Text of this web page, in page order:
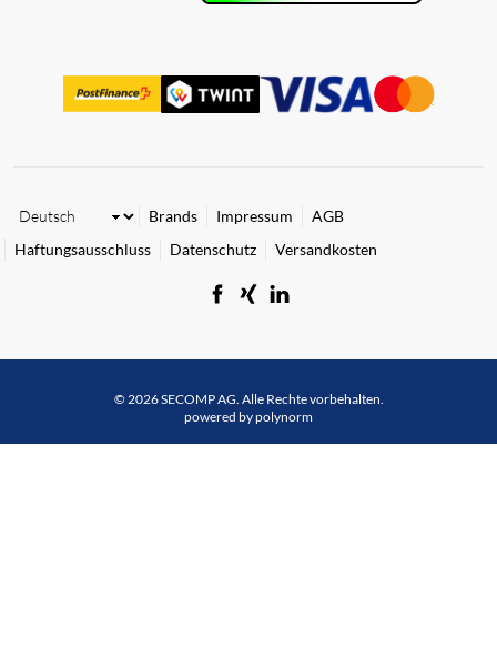
Brands Impressum
AGB
Haftungsausschluss
Datenschutz Versandkosten
© 2026 SECOMP AG. Alle Rechte vorbehalten.
powered by polynorm